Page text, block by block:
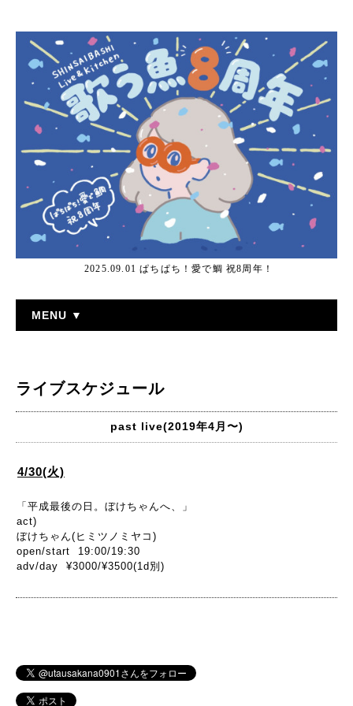
2025.09.01 ぱちぱち！愛で鯛 祝8周年！
MENU ▼
ライブスケジュール
past live(2019年4月〜)
4/30(火)
「平成最後の日。ぼけちゃんへ、」
act)
ぼけちゃん(ヒミツノミヤコ)
open/start 19:00/19:30
adv/day ¥3000/¥3500(1d別)